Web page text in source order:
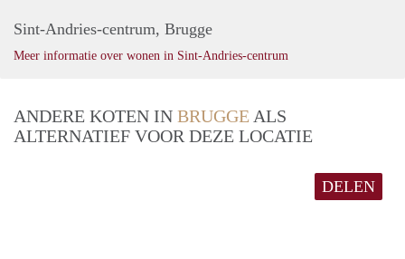
Sint-Andries-centrum, Brugge
Meer informatie over wonen in Sint-Andries-centrum
ANDERE KOTEN IN BRUGGE ALS
ALTERNATIEF VOOR DEZE LOCATIE
DELEN